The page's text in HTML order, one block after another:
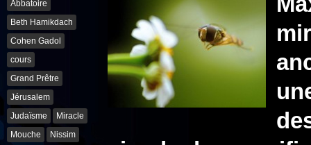
Abbatoire
Beth Hamikdach
Cohen Gadol
cours
Grand Prêtre
Jérusalem
Judaïsme
Miracle
Mouche
Nissim